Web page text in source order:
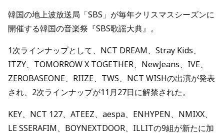
韓国の地上波放送局「SBS」が毎年クリスマスシーズンに
開催する韓国の音楽祭『SBS歌謡大典』。
1次ラインナップとして、NCT DREAM、Stray Kids、
ITZY、TOMORROW X TOGETHER、NewJeans、IVE、
ZEROBASEONE、RIIZE、TWS、NCT WISHの出演が発表
され、2次ラインナップが11月27日に解禁された。
KEY、NCT 127、ATEEZ、aespa、ENHYPEN、NMIXX、
LE SSERAFIM、BOYNEXTDOOR、ILLITの9組が新たに加